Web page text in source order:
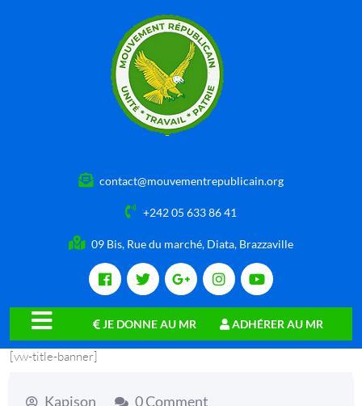
contact@mouvementrepublicain.org
+242 05 633 86 41
09 Bis, Rue du marché, Diata, Brazzaville
close
JE DONNE AU MR ADHÉRER AU MR
[vw-title-banner]
Kapison 0 Comment